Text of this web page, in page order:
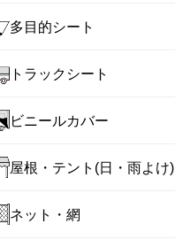
多目的シート
トラックシート
ビニールカバー
屋根・テント(日・雨よけ)
ネット・網